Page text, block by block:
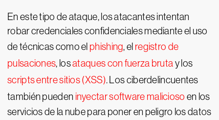
En este tipo de ataque, los atacantes intentan
robar credenciales confidenciales mediante el uso
de técnicas como el phishing, el registro de
pulsaciones, losataques con fuerza bruta y los
scripts entre sitios (XSS). Los ciberdelincuentes
también pueden inyectar software malicioso en los
servicios de la nube para poner en peligro los datos